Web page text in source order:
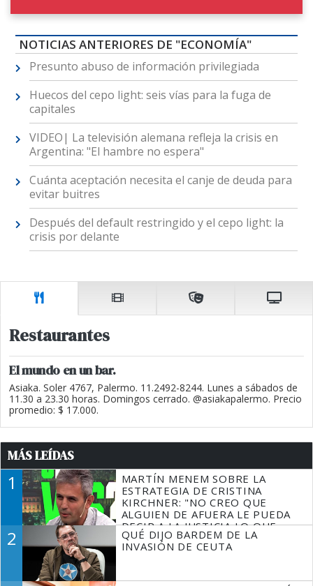
NOTICIAS ANTERIORES DE "ECONOMÍA"
Presunto abuso de información privilegiada
Huecos del cepo light: seis vías para la fuga de
capitales
VIDEO| La televisión alemana refleja la crisis en
Argentina: "El hambre no espera"
Cuánta aceptación necesita el canje de deuda para
evitar buitres
Después del default restringido y el cepo light: la
crisis por delante
Restaurantes
El mundo en un bar.
Asiaka. Soler 4767, Palermo. 11.2492-8244. Lunes a sábados de
11.30 a 23.30 horas. Domingos cerrado. @asiakapalermo. Precio
promedio: $ 17.000.
MÁS LEÍDAS
1
MARTÍN MENEM SOBRE LA
ESTRATEGIA DE CRISTINA
KIRCHNER: "NO CREO QUE
ALGUIEN DE AFUERA LE PUEDA
DECIR A LA JUSTICIA LO QUE
TIENE QUE HACER"
2
QUÉ DIJO BARDEM DE LA
INVASIÓN DE CEUTA